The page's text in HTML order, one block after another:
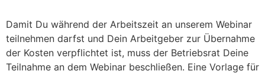
Damit Du während der Arbeitszeit an unserem Webinar
teilnehmen darfst und Dein Arbeitgeber zur Übernahme
der Kosten verpflichtet ist, muss der Betriebsrat Deine
Teilnahme an dem Webinar beschließen. Eine Vorlage für